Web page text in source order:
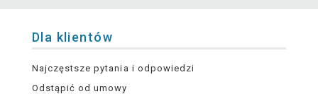
Dla klientów
Najczęstsze pytania i odpowiedzi
Odstąpić od umowy